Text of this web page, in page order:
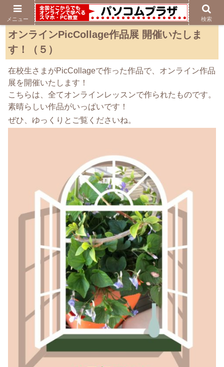
オンラインPicCollage作品展 開催いたしま
す！（５）
在校生さまがPicCollageで作った作品で、オンライン作品
展を開催いたします！
こちらは、全てオンラインレッスンで作られたものです。
素晴らしい作品がいっぱいです！
ぜひ、ゆっくりとご覧くださいね。
メニュー 検索